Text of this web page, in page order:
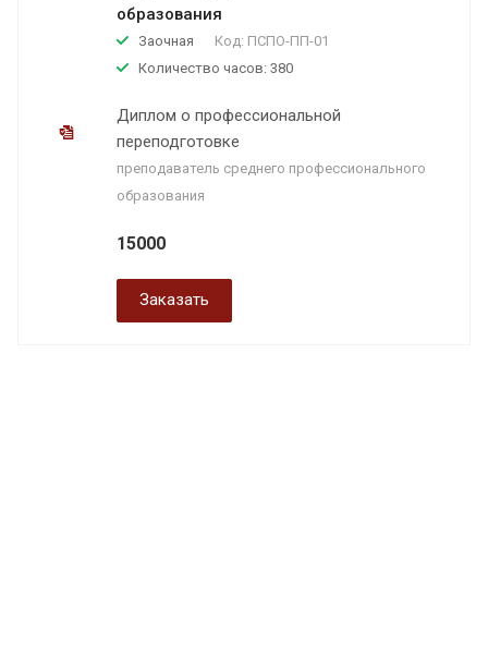
образования
Заочная Код: ПСПО-ПП-01
Количество часов: 380
Диплом о профессиональной
переподготовке
преподаватель среднего профессионального
образования
15000
Заказать